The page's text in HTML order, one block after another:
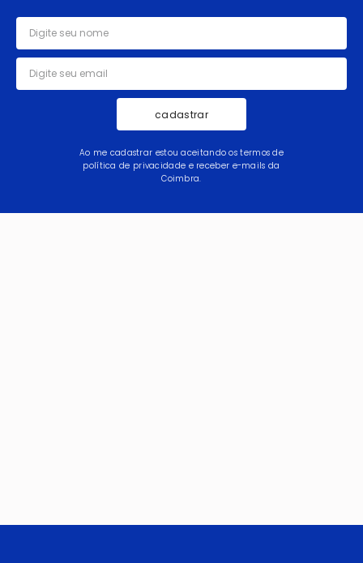
cadastrar
Ao me cadastrar estou aceitando os termos de
política de privacidade e receber e-mails da
Coimbra.